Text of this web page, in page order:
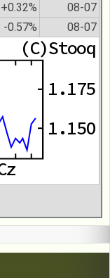
+0.32% 08-07
-0.57% 08-07